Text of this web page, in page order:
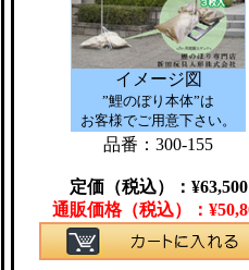
イメージ図
”鯉のぼり本体”は
お客様でご用意下さい。
品番：300-155
定価（税込）： ¥63,500
通販価格（税込）： ¥